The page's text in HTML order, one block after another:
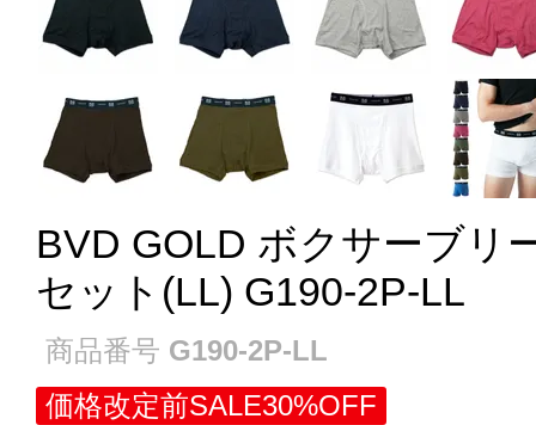
BVD GOLD ボクサーブリ
セット(LL) G190-2P-LL
商品番号 G190-2P-LL
価格改定前SALE30%OFF